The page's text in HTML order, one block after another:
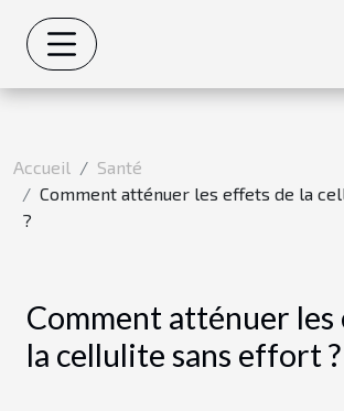
Accueil
Santé
Comment atténuer les effets de la
?
Comment atténuer
la cellulite sans effort ?